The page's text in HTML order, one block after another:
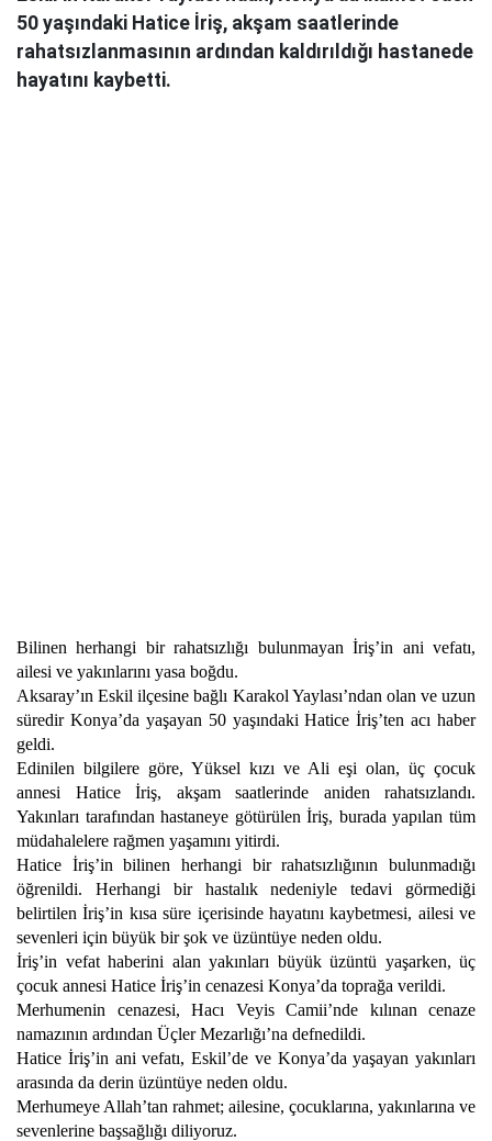
50 yaşındaki Hatice İriş, akşam saatlerinde
rahatsızlanmasının ardından kaldırıldığı hastanede
hayatını kaybetti.
Bilinen herhangi bir rahatsızlığı bulunmayan İriş’in ani vefatı,
ailesi ve yakınlarını yasa boğdu.
Aksaray’ın Eskil ilçesine bağlı Karakol Yaylası’ndan olan ve uzun
süredir Konya’da yaşayan 50 yaşındaki Hatice İriş’ten acı haber
geldi.
Edinilen bilgilere göre, Yüksel kızı ve Ali eşi olan, üç çocuk
annesi Hatice İriş, akşam saatlerinde aniden rahatsızlandı.
Yakınları tarafından hastaneye götürülen İriş, burada yapılan tüm
müdahalelere rağmen yaşamını yitirdi.
Hatice İriş’in bilinen herhangi bir rahatsızlığının bulunmadığı
öğrenildi. Herhangi bir hastalık nedeniyle tedavi görmediği
belirtilen İriş’in kısa süre içerisinde hayatını kaybetmesi, ailesi ve
sevenleri için büyük bir şok ve üzüntüye neden oldu.
İriş’in vefat haberini alan yakınları büyük üzüntü yaşarken, üç
çocuk annesi Hatice İriş’in cenazesi Konya’da toprağa verildi.
Merhumenin cenazesi, Hacı Veyis Camii’nde kılınan cenaze
namazının ardından Üçler Mezarlığı’na defnedildi.
Hatice İriş’in ani vefatı, Eskil’de ve Konya’da yaşayan yakınları
arasında da derin üzüntüye neden oldu.
Merhumeye Allah’tan rahmet; ailesine, çocuklarına, yakınlarına ve
sevenlerine başsağlığı diliyoruz.